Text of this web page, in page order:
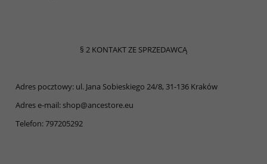
§ 2 KONTAKT ZE SPRZEDAWCĄ
Adres pocztowy: ul. Jana Sobieskiego 24/8, 31-136 Kraków
Adres e-mail: shop@ancestore.eu
Telefon: 797205292